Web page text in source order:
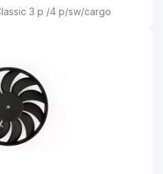
3 p /4 p/sw/cargo